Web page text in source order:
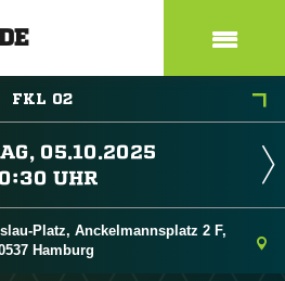
FKL 02


Platz, Anckelmannsplatz 2 F,
Hamburg